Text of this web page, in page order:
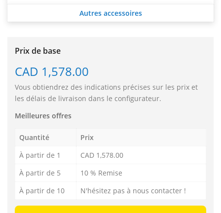
Autres accessoires
Prix de base
CAD 1,578.00
Vous obtiendrez des indications précises sur les prix et
les délais de livraison dans le configurateur.
Meilleures offres
Quantité
Prix
À partir de 1
CAD 1,578.00
À partir de 5
10 % Remise
À partir de 10
N'hésitez pas à nous contacter !